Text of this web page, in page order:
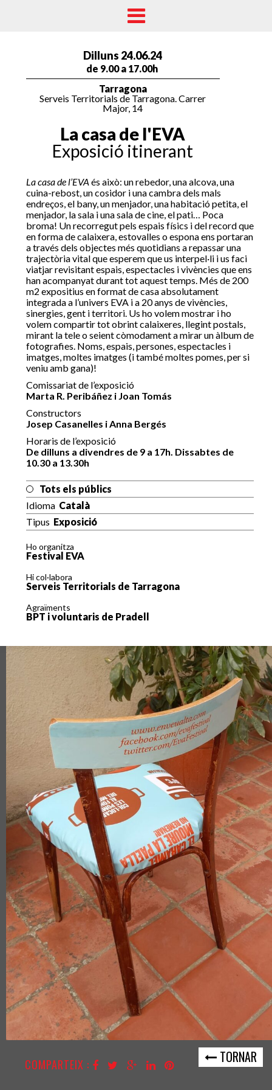
Dilluns 24.06.24
de 9.00 a 17.00h
Tarragona
Serveis Territorials de Tarragona. Carrer
Major, 14
La casa de l'EVA
Exposició itinerant
La casa de l’EVA és això: un rebedor, una alcova, una
⁠cuina-rebost, un cosidor i una cambra dels mals
endreços, el bany, un menjador, una habitació petita, el
menjador, la sala i una sala de cine, el pati… Poca
broma! Un recorregut pels espais físics i del record que
en forma de calaixera, estovalles o espona ens portaran
a través dels objectes més quotidians a repassar una
trajectòria vital que esperem que us interpel·li i us faci
viatjar revisitant espais, espectacles i vivències que ens
han acompanyat durant tot aquest temps. Més de 200
m2 expositius en format de casa absolutament
integrada a l’univers EVA i a 20 anys de vivències,
sinergies, gent i territori. Us ho volem mostrar i ho
volem compartir tot obrint calaixeres, llegint postals,
mirant la tele o seient còmodament a mirar un àlbum de
fotografies. Noms, espais, persones, espectacles i
imatges, moltes imatges (i també moltes pomes, per si
veniu amb gana)!
Comissariat de l’exposició
Marta R. Peribáñez i Joan Tomás
Constructors
Josep Casanelles i Anna Bergés
Horaris de l’exposició
De dilluns a divendres de 9 a 17h. Dissabtes de
10.30 a 13.30h
Tots els públics
Idioma Català
Tipus Exposició
Ho organitza
Festival EVA
Hi col·labora
Serveis Territorials de Tarragona
Agraïments
BPT i voluntaris de Pradell
TORNAR
COMPARTEIX :